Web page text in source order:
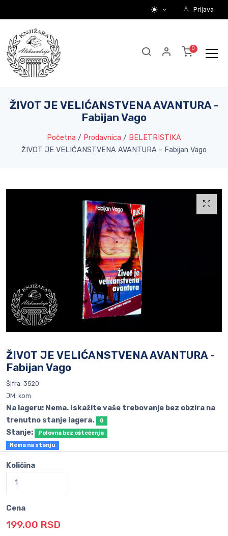
Prijava
ŽIVOT JE VELIĆANSTVENA AVANTURA -
Fabijan Vago
Početna / Prodavnica / BELETRISTIKA
ŽIVOT JE VELIĆANSTVENA AVANTURA - Fabijan Vago
ŽIVOT JE VELIĆANSTVENA AVANTURA -
Fabijan Vago
Šifra: 3520
JM: kom
Na lageru: Nema. Iskažite vaše trebovanje bez obzira na
trenutno stanje lagera.
0
Stanje:
Polovna bez oštećenja
Nema na stanju
Količina
Cena
199.00 RSD